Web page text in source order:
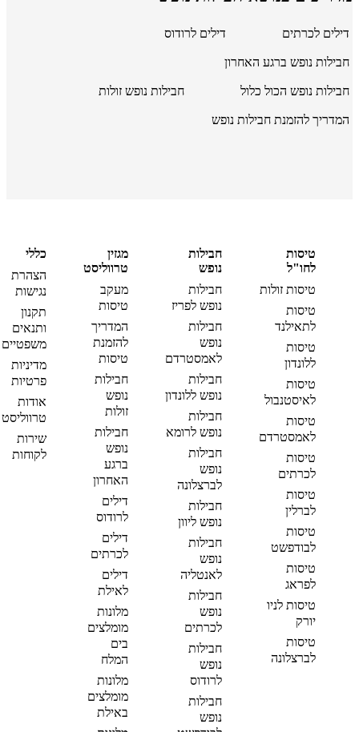
דילים לכרתים דילים לרודוס
חבילות נופש ברגע האחרון
חבילות נופש הכול כלול חבילות נופש זולות
המדריך להזמנת חבילות נופש
טיסות
לחו"ל
טיסות זולות
טיסות
לתאילנד
טיסות
ללונדון
טיסות
לאיסטנבול
טיסות
לאמסטרדם
טיסות
לכרתים
טיסות
לברלין
טיסות
לבודפשט
טיסות
לפראג
טיסות לניו
יורק
טיסות
לברצלונה
חבילות
נופש
חבילות
נופש לפריז
חבילות
נופש
לאמסטרדם
חבילות
נופש ללונדון
חבילות
נופש לרומא
חבילות
נופש
לברצלונה
חבילות
נופש ליוון
חבילות
נופש
לאנטליה
חבילות
נופש
לכרתים
חבילות
נופש
לרודוס
חבילות
נופש
מגזין
טרווליסט
מעקב
טיסות
המדריך
להזמנת
טיסות
חבילות
נופש
זולות
חבילות
נופש
ברגע
האחרון
דילים
לרודוס
דילים
לכרתים
דילים
לאילת
מלונות
מומלצים
בים
המלח
מלונות
מומלצים
באילת
כללי
הצהרת
נגישות
תקנון
ותנאים
משפטיים
מדיניות
פרטיות
אודות
טרווליסט
שירות
לקוחות